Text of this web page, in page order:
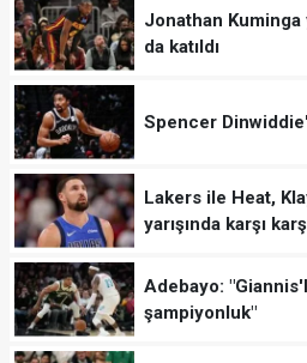
Jonathan Kuminga
da katıldı
Spencer
Lakers ile Heat,
yarışında karşı
Adebayo:
şampiyonluk"